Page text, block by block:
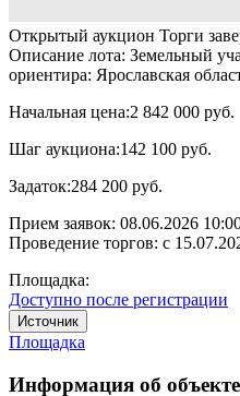
Открытый аукцион Торги
Описание лота: Земельный
ориентира: Ярославская
Начальная цена:2 842 000 руб.
Шаг аукциона:142 100 руб.
Задаток:284 200 руб.
Прием заявок: 08.06.2026
Проведение торгов: с
Площадка:
Доступно после регистрации
Источник
Площадка
Информация об